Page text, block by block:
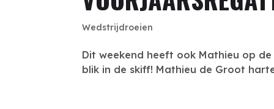
Wedstrijdroeien
Dit weekend heeft ook Mathieu op
blik in de skiff! Mathieu de